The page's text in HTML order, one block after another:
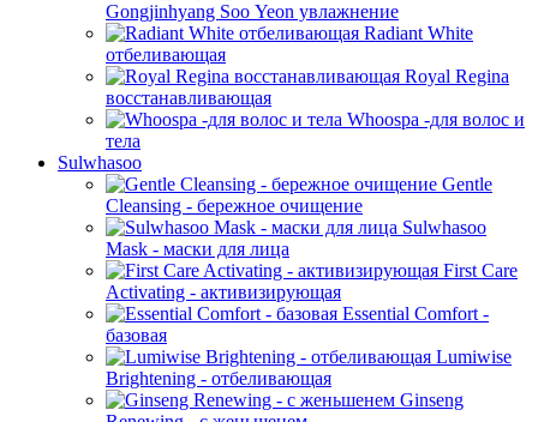
Gongjinhyang Soo Yeon увлажнение
Radiant White
отбеливающая
Royal Regina
восстанавливающая
Whoospa -для волос и
тела
Sulwhasoo
Gentle
Cleansing - бережное очищение
Sulwhasoo
Mask - маски для лица
First Care
Activating - активизирующая
Essential Comfort -
базовая
Lumiwise
Brightening - отбеливающая
Ginseng